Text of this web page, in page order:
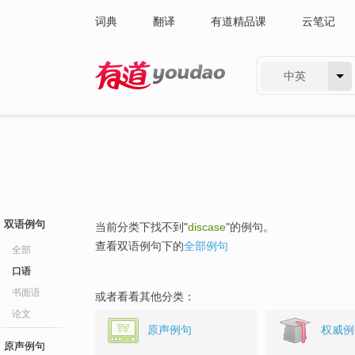
词典 翻译 有道精品课 云笔记
中英
双语例句
全部
口语
书面语
论文
原声例句
当前分类下找不到"discase"的例句。
查看双语例句下的全部例句
或者看看其他分类：
原声例句 权威